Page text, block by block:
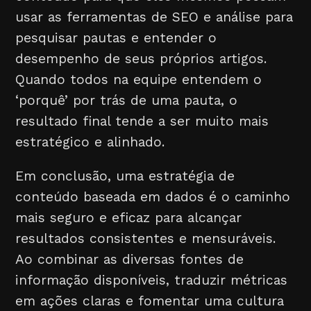
usar as ferramentas de SEO e análise para
pesquisar pautas e entender o
desempenho de seus próprios artigos.
Quando todos na equipe entendem o
‘porquê’ por trás de uma pauta, o
resultado final tende a ser muito mais
estratégico e alinhado.
Em conclusão, uma estratégia de
conteúdo baseada em dados é o caminho
mais seguro e eficaz para alcançar
resultados consistentes e mensuráveis.
Ao combinar as diversas fontes de
informação disponíveis, traduzir métricas
em ações claras e fomentar uma cultura